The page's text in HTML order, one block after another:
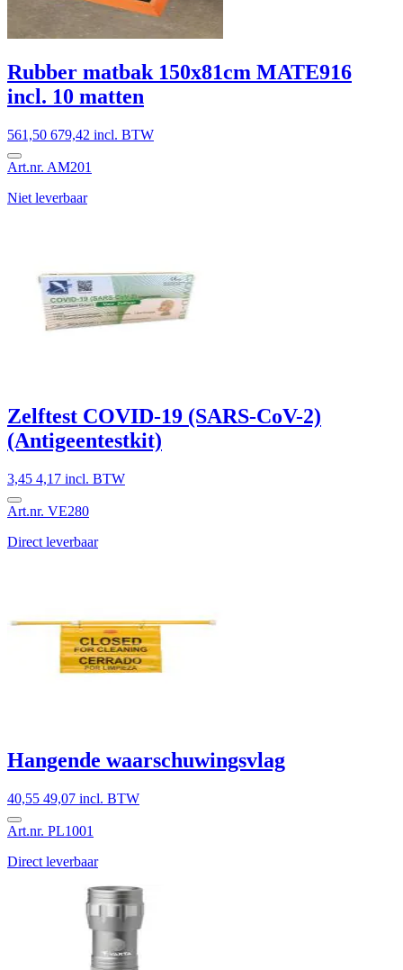
Rubber matbak 150x81cm MATE916
incl. 10 matten
561,50 679,42 incl. BTW
Art.nr. AM201
Niet leverbaar
Zelftest COVID-19 (SARS-CoV-2)
(Antigeentestkit)
3,45 4,17 incl. BTW
Art.nr. VE280
Direct leverbaar
Hangende waarschuwingsvlag
40,55 49,07 incl. BTW
Art.nr. PL1001
Direct leverbaar